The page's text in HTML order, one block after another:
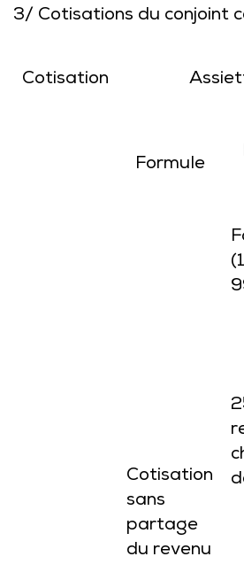
3/ Cotisations du conjoint
Cotisation
Formule
Cotisation
sans
partage
du revenu